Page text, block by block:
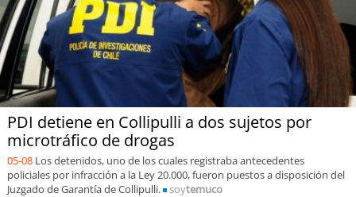
soyvaldivia
soy osorno
soy puertomontt
soychiloé
PDI detiene en Collipulli a dos sujetos por
microtráfico de drogas
05-08 Los detenidos, uno de los cuales registraba antecedentes
policiales por infracción a la Ley 20.000, fueron puestos a disposición del
Juzgado de Garantía de Collipulli.
soytemuco